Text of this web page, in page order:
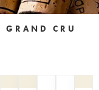
GRAND CRU